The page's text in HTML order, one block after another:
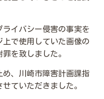
イバシー侵害の事実を
で使用していた画像の
を致しました。
、川崎市障害計画課指
ていただきました。